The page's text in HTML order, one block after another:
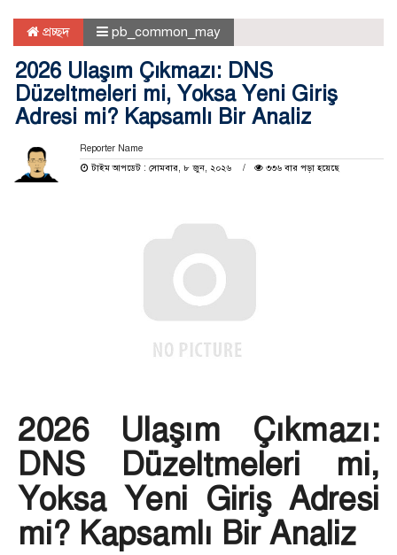
প্রচ্ছদ pb_common_may
2026 Ulaşım Çıkmazı: DNS
Düzeltmeleri mi, Yoksa Yeni Giriş
Adresi mi? Kapsamlı Bir Analiz
Reporter Name
টাইম আপডেট : সোমবার, ৮ জুন, ২০২৬
৩৩৬ বার পড়া হয়েছে
2026 Ulaşım Çıkmazı:
DNS Düzeltmeleri mi,
Yoksa Yeni Giriş Adresi
mi? Kapsamlı Bir Analiz